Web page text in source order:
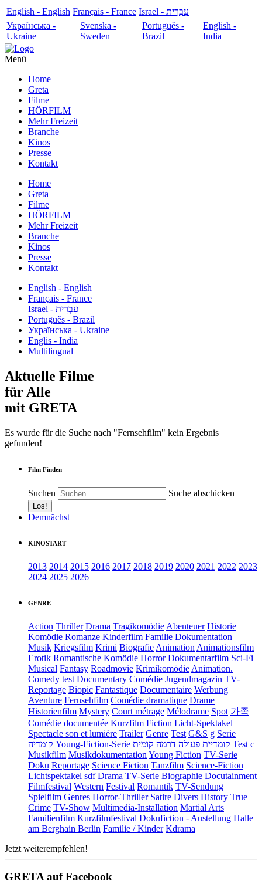
English - English Français - France
עִבְרִית - Israel
Українська -
Ukraine
Svenska -
Sweden
Português -
Brazil
English -
India
Menü
Home
Greta
Filme
HÖRFILM
Mehr Freizeit
Branche
Kinos
Presse
Kontakt
Home
Greta
Filme
HÖRFILM
Mehr Freizeit
Branche
Kinos
Presse
Kontakt
English - English
Français - France
עִבְרִית - Israel
Português - Brazil
Українська - Ukraine
Englis - India
Multilingual
Aktuelle Filme
für Alle
mit GRETA
Es wurde für die Suche nach "Fernsehfilm" kein Ergebnis
gefunden!
Film Finden
Suchen Suche abschicken
Demnächst
KINOSTART
2013 2014 2015 2016 2017 2018 2019 2020 2021 2022 2023
2024 2025 2026
GENRE
Action Thriller Drama Tragikomödie Abenteuer Historie
Komödie Romanze Kinderfilm Familie Dokumentation
Musik Kriegsfilm Krimi Biografie Animation Animationsfilm
Erotik Romantische Komödie Horror Dokumentarfilm Sci-Fi
Musical Fantasy Roadmovie Krimikomödie Animation.
Comedy test Documentary Comédie Jugendmagazin TV-
Reportage Biopic Fantastique Documentaire Werbung
Aventure Fernsehfilm Comédie dramatique Drame
Historienfilm Mystery Court métrage Mélodrame Spot 가족
Comédie documentée Kurzfilm Fiction Licht-Spektakel
Spectacle son et lumière Trailer Genre Test G&S g Serie
קומדיה Young-Fiction-Serie קומדיית פעולה דרמה קומית
Test c
Musikfilm Musikdokumentation Young Fiction TV-Serie
Doku Reportage Science Fiction Tanzfilm Science-Fiction
Lichtspektakel sdf Drama TV-Serie Biographie Docutainment
Filmfestival Western Festival Romantik TV-Sendung
Spielfilm Genres Horror-Thriller Satire Divers History True
Crime TV-Show Multimedia-Installation Martial Arts
Familienfilm Kurzfilmfestival Dokufiction - Austellung Halle
am Berghain Berlin Familie / Kinder Kdrama
Jetzt weiterempfehlen!
GRETA auf Facebook